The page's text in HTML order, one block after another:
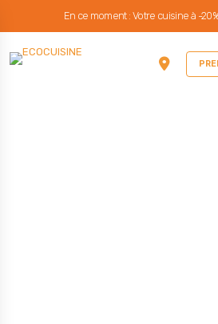
En ce moment : Votre cuisine à -